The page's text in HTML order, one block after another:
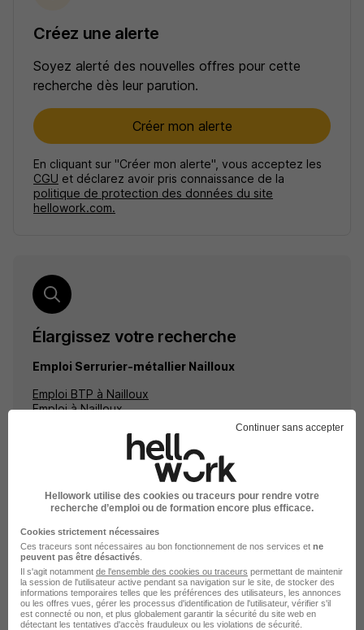
Créez une alerte
Soyez alerté des nouvelles offres pour cette
recherche dès leur parution.
Créer mon alerte
En cliquant sur "Créer mon alerte", vous acceptez les
CGU et déclarez avoir pris connaissance de la
politique de protection des données du site
hellowork.com.
Élargissez votre recherche
Emploi Serrurier-métallier Nailloux
Emploi BTP à Nailloux
Emploi à Nailloux
Emplois & formations
Emploi Serrurier-métallier
Emploi BTP
Continuer sans accepter
Hellowork utilise des cookies ou traceurs pour rendre votre
recherche d’emploi ou de formation encore plus efficace.
Cookies strictement nécessaires
Ces traceurs sont nécessaires au bon fonctionnement de nos services et ne
peuvent pas être désactivés
Il s'agit notamment de l'ensemble des cookies ou traceurs permettant de maintenir
la session de l'utilisateur active pendant sa navigation sur le site, de stocker des
informations temporaires telles que les préférences des utilisateurs, les annonces
ou les offres vues, gérer les processus d'identification de l'utilisateur, vérifier s'il
est connecté ou non, et plus globalement garantir la sécurité du site web en
détectant les tentatives d'accès frauduleux ou les violations de sécurité.